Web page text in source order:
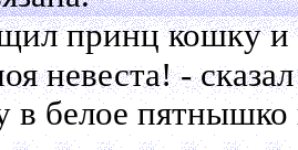
принц кошку и
невеста! -
в белое пятнышко